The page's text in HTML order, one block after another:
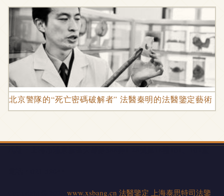
北京警隊的“死亡密碼破解者” 法醫秦明的法醫鑒定藝術
www.xsbang.cn 法醫鑒定 上海泰思特司法鑒